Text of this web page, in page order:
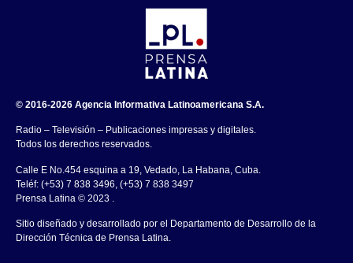
© 2016-2026 Agencia Informativa Latinoamericana S.A.
Radio – Televisión – Publicaciones impresas y digitales.
Todos los derechos reservados.
Calle E No.454 esquina a 19, Vedado, La Habana, Cuba.
Teléf: (+53) 7 838 3496, (+53) 7 838 3497
Prensa Latina © 2023 .
Sitio diseñado y desarrollado por el Departamento de Desarrollo de la
Dirección Técnica de Prensa Latina.